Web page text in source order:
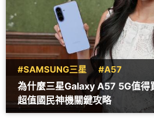
#SAMSUNG三星 #A57
為什麼三星Galaxy A57 5G值得
超值國民神機關鍵攻略